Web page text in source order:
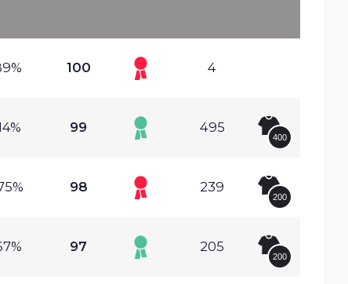
100 4
99 495
400
98 239
200
97 205
200